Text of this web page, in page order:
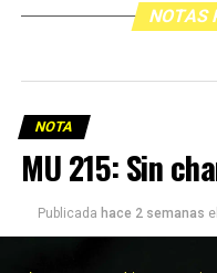
NOTAS
NOTA
MU 215: Sin